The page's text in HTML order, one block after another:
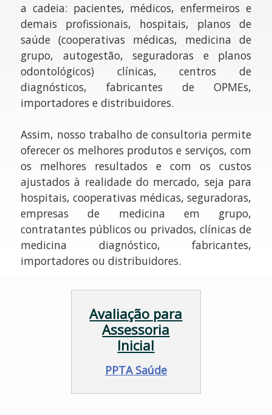
a cadeia: pacientes, médicos, enfermeiros e
demais profissionais, hospitais, planos de
saúde (cooperativas médicas, medicina de
grupo, autogestão, seguradoras e planos
odontológicos) clínicas, centros de
diagnósticos, fabricantes de OPMEs,
importadores e distribuidores.
Assim, nosso trabalho de consultoria permite
oferecer os melhores produtos e serviços, com
os melhores resultados e com os custos
ajustados à realidade do mercado, seja para
hospitais, cooperativas médicas, seguradoras,
empresas de medicina em grupo,
contratantes públicos ou privados, clínicas de
medicina diagnóstico, fabricantes,
importadores ou distribuidores.
Avaliação para
Assessoria
Inicial
PPTA Saúde